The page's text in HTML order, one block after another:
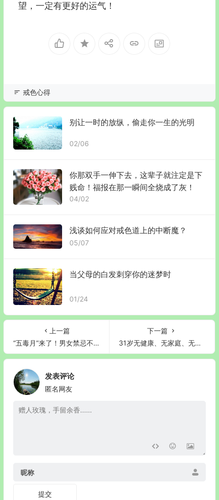
望，一定有更好的运气！
戒色心得
别让一时的放纵，偷走你一生的光明
02/06
你那双手一伸下去，这辈子就注定是下
贱命！福报在那一瞬间全烧成了灰！
04/02
浅谈如何应对戒色道上的中断魔？
05/07
当父母的白发刺穿你的迷梦时
01/24
上一篇
“五毒月”来了！男女禁忌不可不知！送您平安度过五月“全攻略”
下一篇
31岁无健康、无家庭、无存款：我如何从自卑走向更深的深渊
发表评论
匿名网友
昵称